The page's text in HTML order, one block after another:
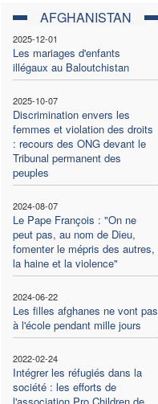
AFGHANISTAN
2025-12-01
Les mariages d'enfants
illégaux au Baloutchistan
2025-10-07
Discrimination envers les
femmes et violation des droits
: recours des ONG devant le
Tribunal permanent des
peuples
2024-08-07
Le Pape François : "On ne
peut pas, au nom de Dieu,
fomenter le mépris des autres,
la haine et la violence"
2024-06-22
Les filles afghanes ne vont pas
à l'école pendant mille jours
2022-02-24
Intégrer les réfugiés dans la
société : les efforts de